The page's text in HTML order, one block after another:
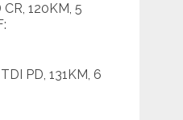
120KM, 5
PD, 131KM, 6